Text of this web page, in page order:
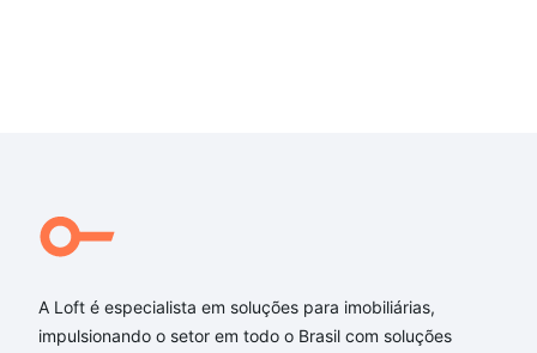
A Loft é especialista em soluções para imobiliárias,
impulsionando o setor em todo o Brasil com soluções